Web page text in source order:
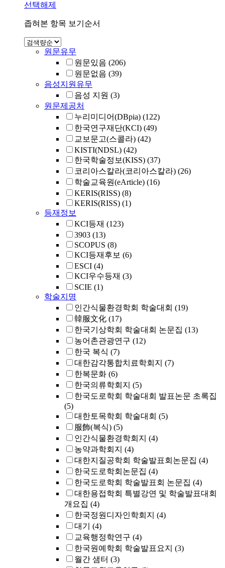
선택해제
좁혀본 항목 보기순서
원문유무
원문있음 (206)
원문없음 (39)
음성지원유무
음성 지원 (3)
원문제공처
누리미디어(DBpia) (122)
한국연구재단(KCI) (49)
교보문고(스콜라) (42)
KISTI(NDSL) (42)
한국학술정보(KISS) (37)
코리아스칼라(코리아스칼라) (26)
학술교육원(eArticle) (16)
KERIS(RISS) (8)
KERIS(RISS) (1)
등재정보
KCI등재 (123)
3903 (13)
SCOPUS (8)
KCI등재후보 (6)
ESCI (4)
KCI우수등재 (3)
SCIE (1)
학술지명
인간식물환경학회 학술대회 (19)
韓服文化 (17)
한국기상학회 학술대회 논문집 (13)
농어촌관광연구 (12)
한국 복식 (7)
대한감각통합치료학회지 (7)
한복문화 (6)
한국의류학회지 (5)
한국도로학회 학술대회 발표논문 초록집
(5)
대한토목학회 학술대회 (5)
服飾(복식) (5)
인간식물환경학회지 (4)
농약과학회지 (4)
대한지질공학회 학술발표회논문집 (4)
한국도로학회논문집 (4)
한국도로학회 학술발표회 논문집 (4)
대한용접학회 특별강연 및 학술발표대회
개요집 (4)
한국정원디자인학회지 (4)
대기
(4)
교육행정학연구 (4)
한국원예학회 학술발표요지 (3)
월간 샘터 (3)